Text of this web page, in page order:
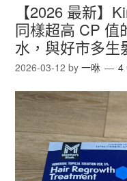
【2026 最新】
同樣超高 CP 值
水，與好市多生
2026-03-12 by一咻 4